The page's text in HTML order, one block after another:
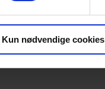
Kun nødvendige cookies